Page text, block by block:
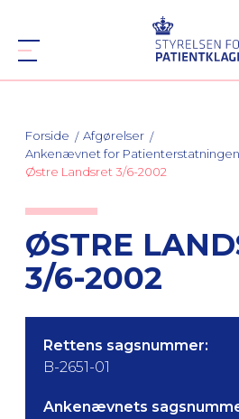
Forside
Afgørelser
Ankenævnet for Patienterstatningen
Østre Landsret 3/6-2002
ØSTRE
3/6-2002
Rettens sagsnummer:
B-2651-01
Ankenævnets